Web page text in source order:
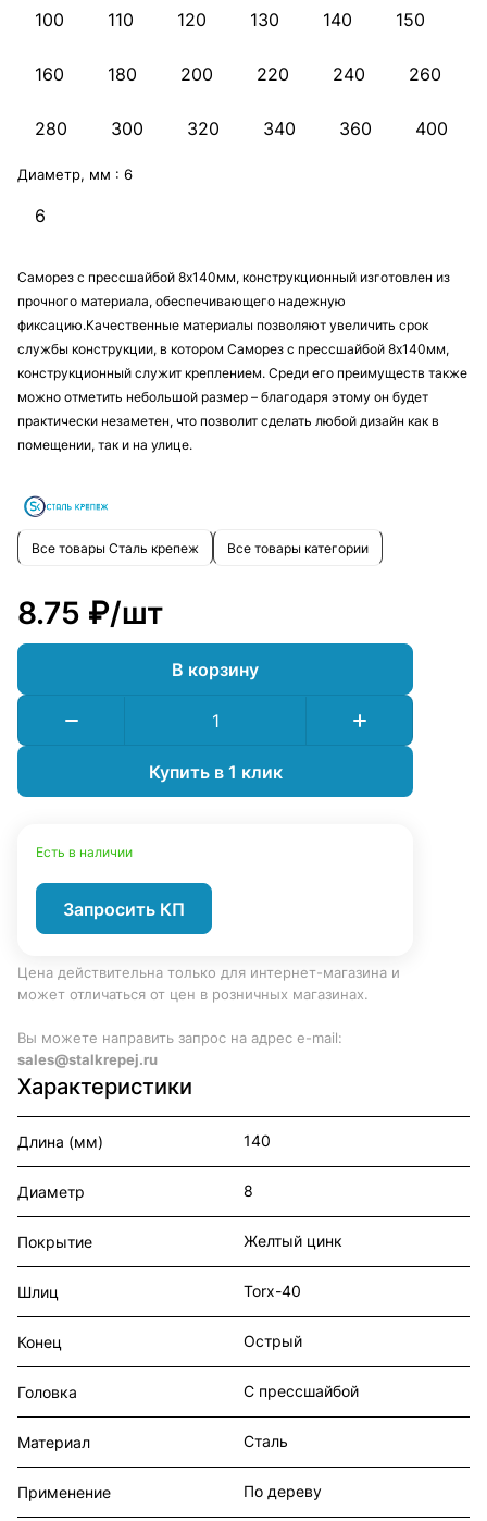
100 110 120 130 140 150
160 180 200 220 240 260
280 300 320 340 360 400
Диаметр, мм : 6
6
Саморез с прессшайбой 8х140мм, конструкционный изготовлен из
прочного материала, обеспечивающего надежную
фиксацию.Качественные материалы позволяют увеличить срок
службы конструкции, в котором Саморез с прессшайбой 8х140мм,
конструкционный служит креплением. Среди его преимуществ также
можно отметить небольшой размер – благодаря этому он будет
практически незаметен, что позволит сделать любой дизайн как в
помещении, так и на улице.
Все товары Сталь крепеж Все товары категории
8.75 ₽/шт
В корзину
Купить в 1 клик
Есть в наличии
Запросить КП
Цена действительна только для интернет-магазина и
может отличаться от цен в розничных магазинах.
Вы можете направить запрос на адрес e-mail:
sales@stalkrepej.ru
Характеристики
Длина (мм) 140
Диаметр 8
Покрытие Желтый цинк
Шлиц Torx-40
Конец Острый
Головка С прессшайбой
Материал Сталь
Применение По дереву